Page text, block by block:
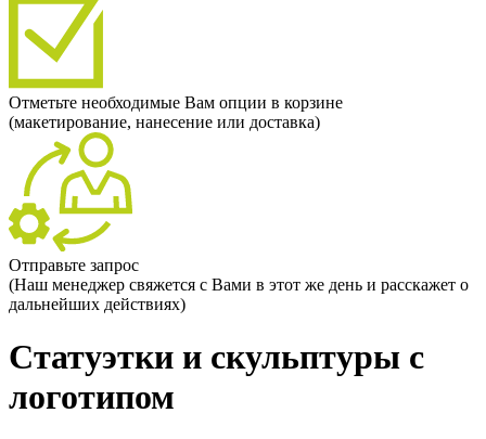
Отметьте необходимые Вам опции в корзине
(макетирование, нанесение или доставка)
Отправьте запрос
(Наш менеджер свяжется с Вами в этот же день и расскажет о
дальнейших действиях)
Статуэтки и скульптуры с
логотипом